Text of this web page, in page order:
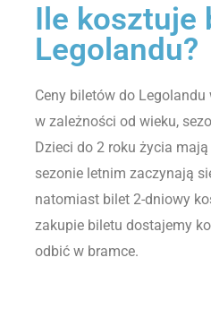
Ile kosztuje
Legolandu?
Ceny biletów do
w zależności od wieku,
Dzieci do 2 roku życia
sezonie letnim zaczynają
natomiast bilet 2-dniowy
zakupie biletu dostajemy
odbić w bramce.